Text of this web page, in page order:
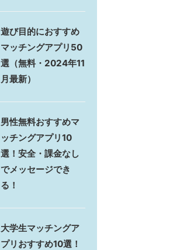
遊び目的におすすめ
マッチングアプリ50
選（無料・2024年11
月最新）
男性無料おすすめマ
ッチングアプリ10
選！安全・課金なし
でメッセージでき
る！
大学生マッチングア
プリおすすめ10選！